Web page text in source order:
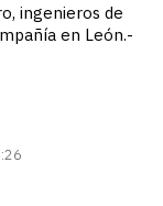
ingenieros de
en León.-